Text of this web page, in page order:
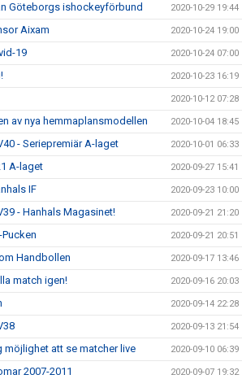
Göteborgs ishockeyförbund 2020-10-29 19:44
Aixam 2020-10-24 19:00
19 2020-10-24 07:00
2020-10-23 16:19
2020-10-12 07:28
av nya hemmaplansmodellen 2020-10-04 18:45
- Seriepremiär A-laget 2020-10-01 06:33
A-laget 2020-09-27 15:41
IF 2020-09-23 10:00
- Hanhals Magasinet! 2020-09-21 21:20
2020-09-21 20:51
Handbollen 2020-09-17 13:46
match igen! 2020-09-16 20:03
2020-09-14 22:28
2020-09-13 21:54
möjlighet att se matcher live 2020-09-10 06:39
2007-2011 2020-09-07 19:32